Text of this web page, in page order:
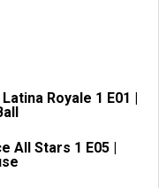
Royale 1 E01 |
All Stars 1 E05 |